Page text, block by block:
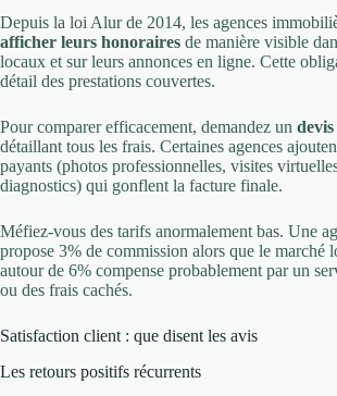
Depuis la loi Alur de 2014, les agences
afficher leurs honoraires de manière visible
locaux et sur leurs annonces en ligne. Cette
détail des prestations couvertes.
Pour comparer efficacement, demandez un
détaillant tous les frais. Certaines agences
payants (photos professionnelles, visites
diagnostics) qui gonflent la facture finale.
Méfiez-vous des tarifs anormalement bas. Une
propose 3% de commission alors que le marché
autour de 6% compense probablement par un
ou des frais cachés.
Satisfaction client : que disent les avis
Les retours positifs récurrents